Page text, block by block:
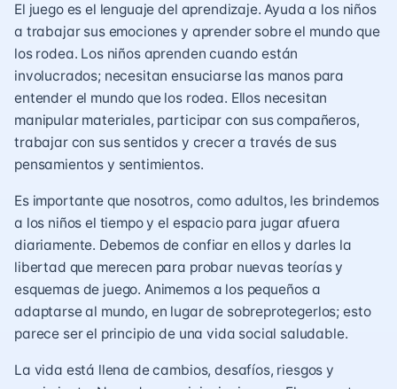
El juego es el lenguaje del aprendizaje. Ayuda a los niños
a trabajar sus emociones y aprender sobre el mundo que
los rodea. Los niños aprenden cuando están
involucrados; necesitan ensuciarse las manos para
entender el mundo que los rodea. Ellos necesitan
manipular materiales, participar con sus compañeros,
trabajar con sus sentidos y crecer a través de sus
pensamientos y sentimientos.
Es importante que nosotros, como adultos, les brindemos
a los niños el tiempo y el espacio para jugar afuera
diariamente. Debemos de confiar en ellos y darles la
libertad que merecen para probar nuevas teorías y
esquemas de juego. Animemos a los pequeños a
adaptarse al mundo, en lugar de sobreprotegerlos; esto
parece ser el principio de una vida social saludable.
La vida está llena de cambios, desafíos, riesgos y